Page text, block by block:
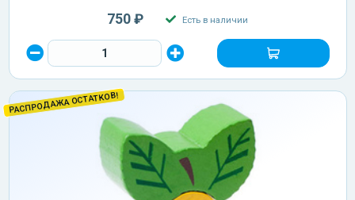
750 ₽ Есть в наличии
РАСПРОДАЖА ОСТАТКОВ!